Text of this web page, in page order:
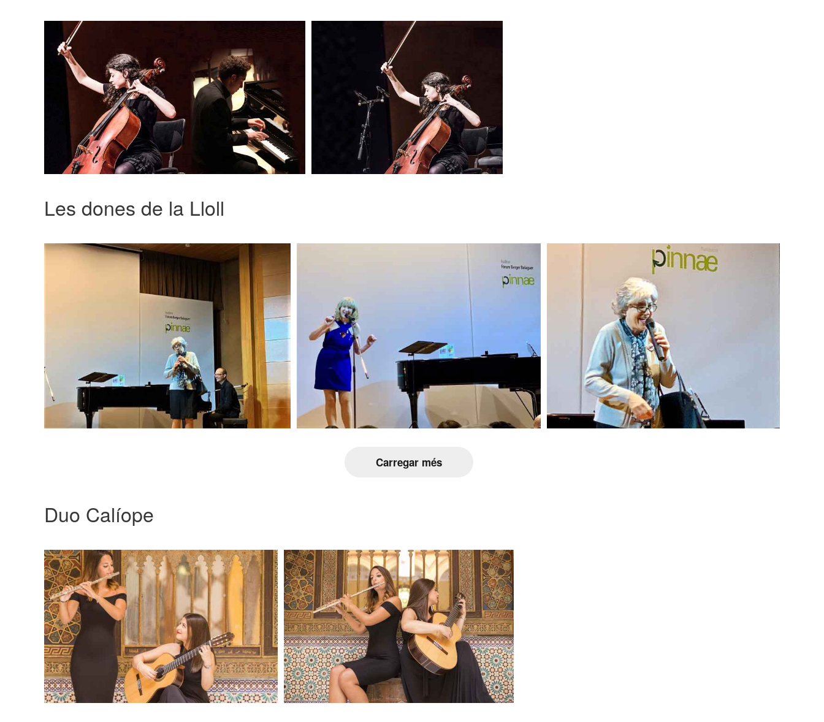
Les dones de la Lloll
Carregar més
Duo Calíope